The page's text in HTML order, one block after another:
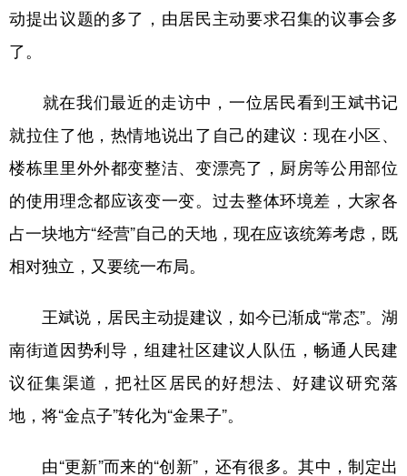
动提出议题的多了，由居民主动要求召集的议事会多
了。
就在我们最近的走访中，一位居民看到王斌书记
就拉住了他，热情地说出了自己的建议：现在小区、
楼栋里里外外都变整洁、变漂亮了，厨房等公用部位
的使用理念都应该变一变。过去整体环境差，大家各
占一块地方“经营”自己的天地，现在应该统筹考虑，既
相对独立，又要统一布局。
王斌说，居民主动提建议，如今已渐成“常态”。湖
南街道因势利导，组建社区建议人队伍，畅通人民建
议征集渠道，把社区居民的好想法、好建议研究落
地，将“金点子”转化为“金果子”。
由“更新”而来的“创新”，还有很多。其中，制定出